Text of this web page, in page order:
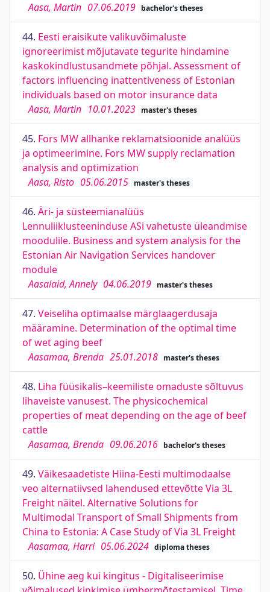
Aasa, Martin 07.06.2019 bachelor's theses
44. Eesti eraisikute valikuvõimaluste
ignoreerimist mõjutavate tegurite hindamine
kaskokindlustusandmete põhjal. Assessment of
factors influencing inattentiveness of Estonian
individuals based on motor insurance data
Aasa, Martin 10.01.2023 master's theses
45. Fors MW allhanke reklamatsioonide analüüs
ja optimeerimine. Fors MW supply reclamation
analysis and optimization
Aasa, Risto 05.06.2015 master's theses
46. Äri- ja süsteemianalüüs
Lennuliiklusteeninduse ASi vahetuste üleandmise
moodulile. Business and system analysis for the
Estonian Air Navigation Services handover
module
Aasalaid, Annely 04.06.2019 master's theses
47. Veiseliha optimaalse märglaagerdusaja
määramine. Determination of the optimal time
of wet aging beef
Aasamaa, Brenda 25.01.2018 master's theses
48. Liha füüsikalis–keemiliste omaduste sõltuvus
lihaveiste vanusest. The physicochemical
properties of meat depending on the age of beef
cattle
Aasamaa, Brenda 09.06.2016 bachelor's theses
49. Väikesaadetiste Hiina-Eesti multimodaalse
veo alternatiivsed lahendused ettevõtte Via 3L
Freight näitel. Alternative Solutions for
Multimodal Transport of Small Shipments from
China to Estonia: A Case Study of Via 3L Freight
Aasamaa, Harri 05.06.2024 diploma theses
50. Ühine aeg kui kingitus - Digitaliseerimise